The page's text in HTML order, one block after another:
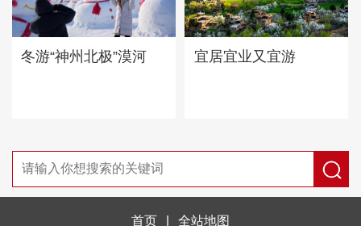
冬游“神州北极”漠河 宜居宜业又宜游
首页 全站地图